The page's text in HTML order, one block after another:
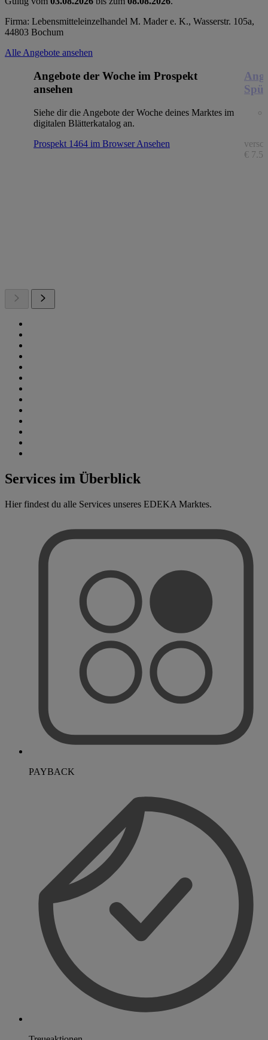
Firma: Lebensmitteleinzelhandel M. Mader e. K., Wasserstr. 105a,
44803 Bochum
Alle Angebote ansehen
Angebote der Woche im Prospekt
ansehen
Siehe dir die Angebote der Woche deines Marktes im
digitalen Blätterkatalog an.
Prospekt 1464 im BrowserAnsehen
€
Services im Überblick
Hier findest du alle Services unseres EDEKA Marktes.
PAYBACK